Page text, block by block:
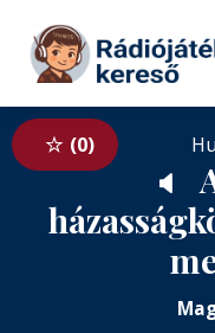
Tovább a tartalomhoz
0
🔈